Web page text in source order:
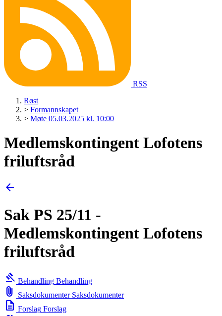
RSS
Røst
> Formannskapet
> Møte 05.03.2025 kl. 10:00
Medlemskontingent Lofotens
friluftsråd
arrow_back
Sak PS 25/11 -
Medlemskontingent Lofotens
friluftsråd
gavel Behandling Behandling
attach_file Saksdokumenter Saksdokumenter
description Forslag Forslag